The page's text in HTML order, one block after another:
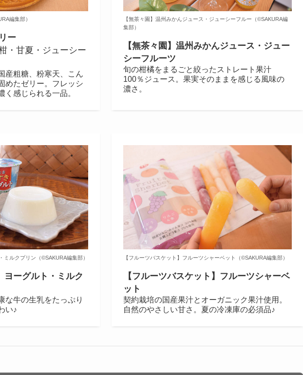
編集部）
ー
・甘夏・ジューシー
産粗糖、粉寒天、こん
めたゼリー。フレッシ
く感じられる一品。
【無茶々園】温州みかんジュース・ジューシーフルー（©️SAKURA編
集部）
【無茶々園】温州みかんジュース・ジュー
シーフルーツ
旬の柑橘をまるごと絞ったストレート果汁
100％ジュース。果実そのままを感じる風味の
濃さ。
ミルクプリン（©️SAKURA編集部）
ヨーグルト・ミルク
な牛の生乳をたっぷり
い♪
【フルーツバスケット】フルーツシャーベット（©️SAKURA編集部）
【フルーツバスケット】フルーツシャーベ
ット
契約栽培の国産果汁とオーガニック果汁使用。
自然のやさしい甘さ。夏の冷凍庫の必須品♪